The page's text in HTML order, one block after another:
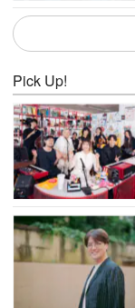
Pick Up!